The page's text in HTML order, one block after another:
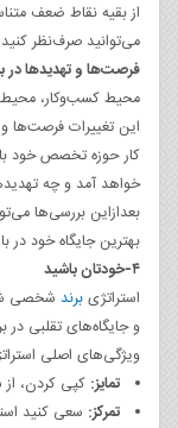
از بقیه نقاط ضعف
می‌توانید صرف‌نظر
فرصت‌ها و تهدیدها
محیط کسب‌وکار،
این تغییرات فرصت‌ها و
کار حوزه تخصص خود
خواهد آمد و چه
بعدازاین بررسی‌ها
بهترین جایگاه خود در
۴-خودتان باشید
استراتژیبرند شخصی
و جایگاه‌های تقلبی در
ویژگی‌های اصلی
تمایز: کپی کردن، از
تمرکز: سعی کنید